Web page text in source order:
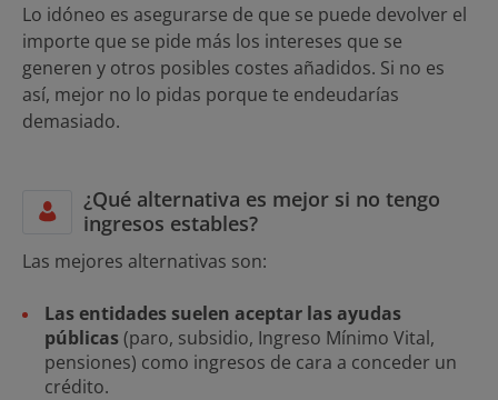
Lo idóneo es asegurarse de que se puede devolver el
importe que se pide más los intereses que se
generen y otros posibles costes añadidos. Si no es
así, mejor no lo pidas porque te endeudarías
demasiado.
¿Qué alternativa es mejor si no tengo
ingresos estables?
Las mejores alternativas son:
Las entidades suelen aceptar las ayudas
públicas(paro, subsidio, Ingreso Mínimo Vital,
pensiones) como ingresos de cara a conceder un
crédito.